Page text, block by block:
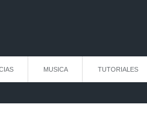
MUSICA TUTORIALES